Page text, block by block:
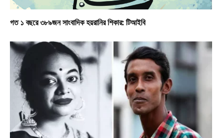
গত ১ বছরে ৩৮৯জন সাংবাদিক হয়রানির শিকার: টিআইবি